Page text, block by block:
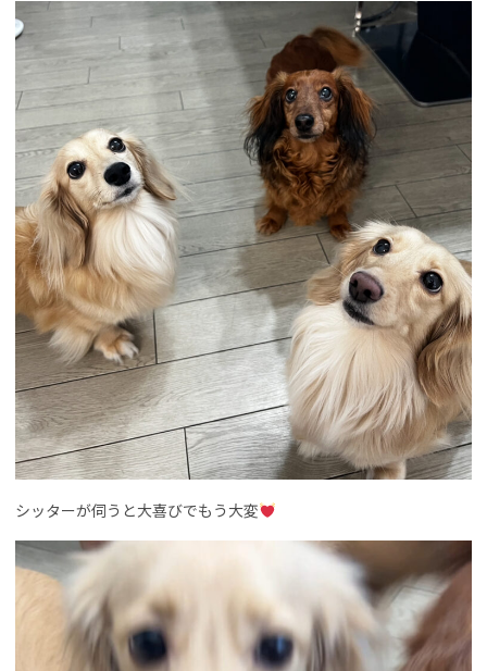
シッターが伺うと大喜びでもう大変